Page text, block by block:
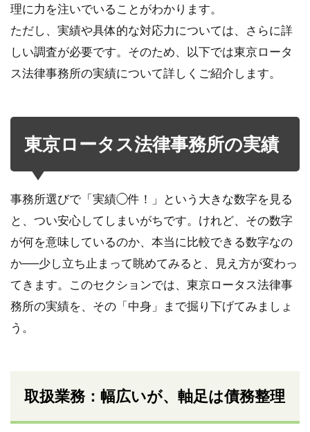
理に力を注いでいることがわかります。
ただし、実績や具体的な対応力については、さらに詳
しい調査が必要です。そのため、以下では東京ロータ
ス法律事務所の実績について詳しくご紹介します。
東京ロータス法律事務所の実績
事務所選びで「実績◯件！」という大きな数字を見る
と、つい安心してしまいがちです。けれど、その数字
が何を意味しているのか、本当に比較できる数字なの
か──少し立ち止まって眺めてみると、見え方が変わっ
てきます。このセクションでは、東京ロータス法律事
務所の実績を、その「中身」まで掘り下げてみましょ
う。
取扱業務：幅広いが、軸足は債務整理